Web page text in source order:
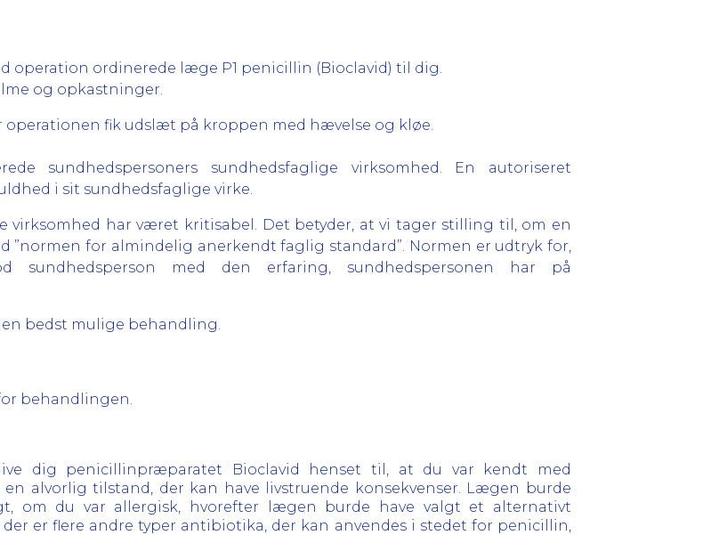
operation ordinerede læge P1 penicillin (Bioclavid) til dig.
og opkastninger.
fik udslæt på kroppen med hævelse og kløe.
sundhedspersoners sundhedsfaglige virksomhed. En autoriseret
i sit sundhedsfaglige virke.
virksomhed har været kritisabel. Det betyder, at vi tager stilling til, om en
”normen for almindelig anerkendt faglig standard”. Normen er udtryk for,
med den erfaring, sundhedspersonen har på
bedst mulige behandling.
behandlingen.
dig penicillinpræparatet Bioclavid henset til, at du var kendt med
alvorlig tilstand, der kan have livstruende konsekvenser. Lægen burde
om du var allergisk, hvorefter lægen burde have valgt et alternativt
er flere andre typer antibiotika, der kan anvendes i stedet for penicillin,